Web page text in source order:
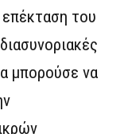
επέκταση του
μπορούσε να